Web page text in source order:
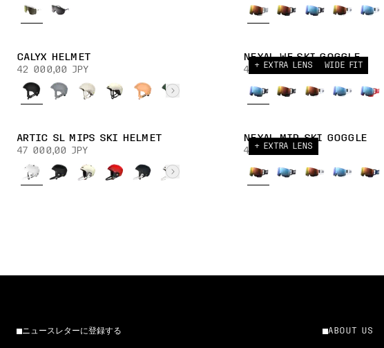
CALYX HELMET
42 000,00 JPY
+ EXTRA LENS WIDE FIT
NEXAL WF SKI GOGGLE
40 000,00 JPY
ARTIC SL MIPS SKI HELMET
47 000,00 JPY
+ EXTRA LENS
NEXAL MID SKI GOGGLE
40 000,00 JPY
ニュースレターに登録する ABOUT US